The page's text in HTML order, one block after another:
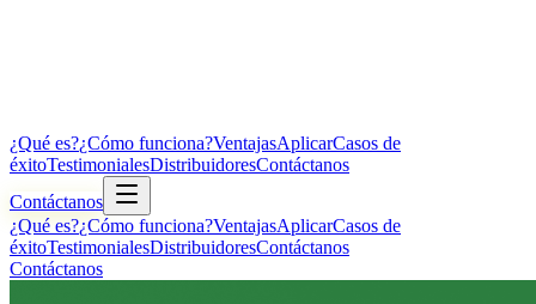
¿Qué es?¿Cómo funciona?VentajasAplicarCasos de
éxitoTestimonialesDistribuidoresContáctanos
Contáctanos
¿Qué es?¿Cómo funciona?VentajasAplicarCasos de
éxitoTestimonialesDistribuidoresContáctanos
Contáctanos